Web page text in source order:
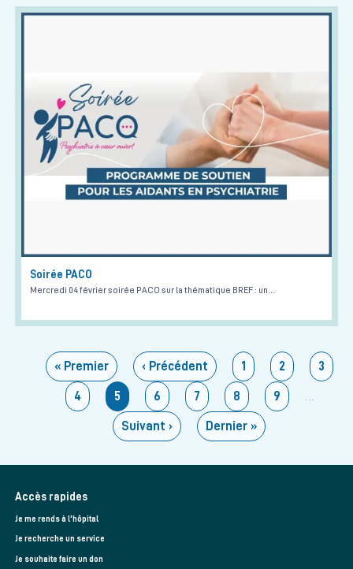
Soirée PACO
Mercredi 04 février soirée PACO sur la thématique BREF : un…
PaginationPremière page
« Premier Page précédente
‹ Précédent Page
1 Page
2 Page
3
Page
4 Page courante
5 Page
6 Page
7 Page
8 Page
9 …
Page suivante
Suivant › Dernière page
Dernier »
Accès rapides
Je me rends à l'hôpital
Je recherche un service
Je souhaite faire un don